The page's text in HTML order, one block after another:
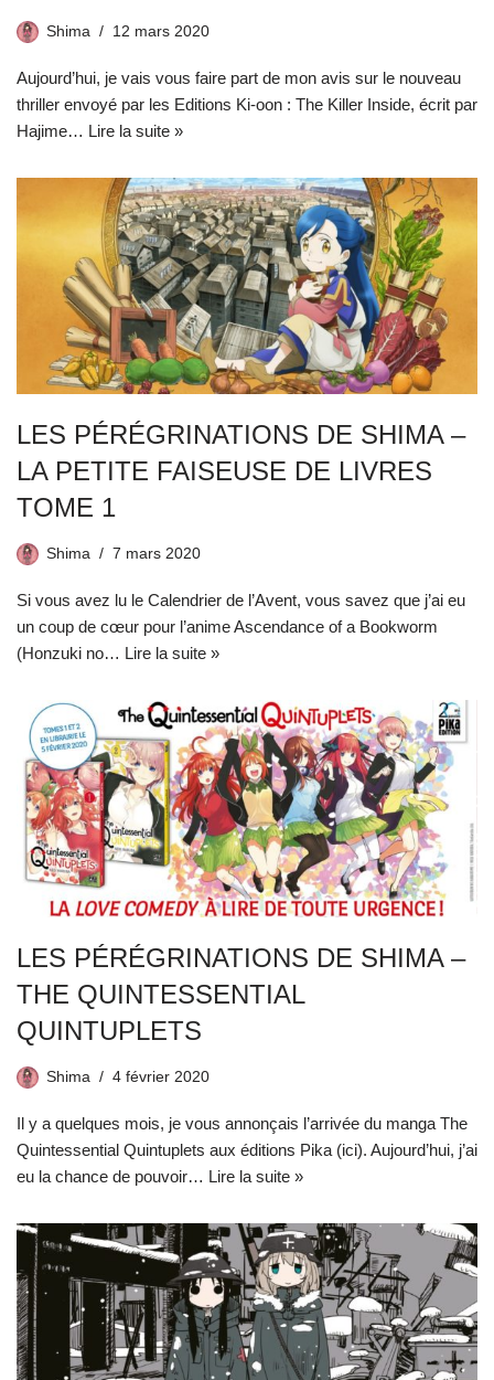
Shima 12 mars 2020
Aujourd’hui, je vais vous faire part de mon avis sur le nouveau
thriller envoyé par les Editions Ki-oon : The Killer Inside, écrit par
Hajime… Lire la suite »
LES PÉRÉGRINATIONS DE SHIMA –
LA PETITE FAISEUSE DE LIVRES
TOME 1
Shima 7 mars 2020
Si vous avez lu le Calendrier de l’Avent, vous savez que j’ai eu
un coup de cœur pour l’anime Ascendance of a Bookworm
(Honzuki no… Lire la suite »
LES PÉRÉGRINATIONS DE SHIMA –
THE QUINTESSENTIAL
QUINTUPLETS
Shima 4 février 2020
Il y a quelques mois, je vous annonçais l’arrivée du manga The
Quintessential Quintuplets aux éditions Pika (ici). Aujourd’hui, j’ai
eu la chance de pouvoir… Lire la suite »